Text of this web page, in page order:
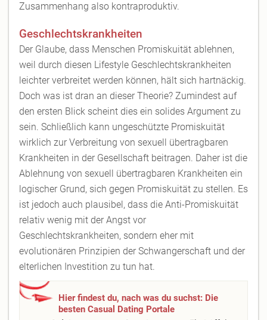
Zusammenhang also kontraproduktiv.
Geschlechtskrankheiten
Der Glaube, dass Menschen Promiskuität ablehnen,
weil durch diesen Lifestyle Geschlechtskrankheiten
leichter verbreitet werden können, hält sich hartnäckig.
Doch was ist dran an dieser Theorie? Zumindest auf
den ersten Blick scheint dies ein solides Argument zu
sein. Schließlich kann ungeschützte Promiskuität
wirklich zur Verbreitung von sexuell übertragbaren
Krankheiten in der Gesellschaft beitragen. Daher ist die
Ablehnung von sexuell übertragbaren Krankheiten ein
logischer Grund, sich gegen Promiskuität zu stellen. Es
ist jedoch auch plausibel, dass die Anti-Promiskuität
relativ wenig mit der Angst vor
Geschlechtskrankheiten, sondern eher mit
evolutionären Prinzipien der Schwangerschaft und der
elterlichen Investition zu tun hat.
Hier findest du, nach was du suchst: Die
besten Casual Dating Portale